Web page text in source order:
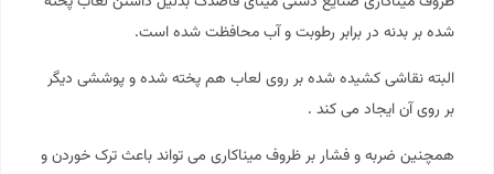
شده بر بدنه در برابر رطوبت و آب محافظت شده است.
البته نقاشی کشیده شده بر روی لعاب هم پخته شده و پوششی دیگر
بر روی آن ایجاد می کند .
همچنین ضربه و فشار بر ظروف میناکاری می تواند باعث ترک خوردن و